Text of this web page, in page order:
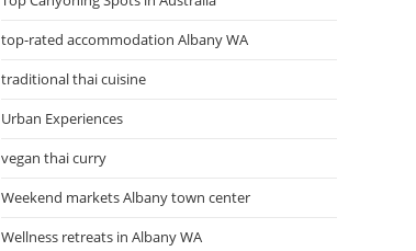
top-rated accommodation Albany WA
traditional thai cuisine
Urban Experiences
vegan thai curry
Weekend markets Albany town center
Wellness retreats in Albany WA